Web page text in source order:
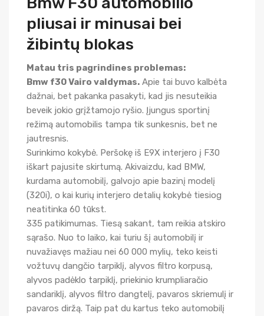
pliusai ir minusai bei
žibintų blokas
Matau tris pagrindines problemas:
Bmw f30 Vairo valdymas. Apie tai buvo kalbėta
dažnai, bet pakanka pasakyti, kad jis nesuteikia
beveik jokio grįžtamojo ryšio. Įjungus sportinį
režimą automobilis tampa tik sunkesnis, bet ne
jautresnis.
Surinkimo kokybė. Peršokę iš E9X interjero į F30
iškart pajusite skirtumą. Akivaizdu, kad BMW,
kurdama automobilį, galvojo apie bazinį modelį
(320i), o kai kurių interjero detalių kokybė tiesiog
neatitinka 60 tūkst.
335 patikimumas. Tiesą sakant, tam reikia atskiro
sąrašo. Nuo to laiko, kai turiu šį automobilį ir
nuvažiavęs mažiau nei 60 000 mylių, teko keisti
vožtuvų dangčio tarpiklį, alyvos filtro korpusą,
alyvos padėklo tarpiklį, priekinio krumpliaračio
sandariklį, alyvos filtro dangtelį, pavaros skriemulį ir
pavaros diržą. Taip pat du kartus teko automobilį